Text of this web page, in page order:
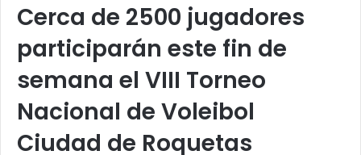
Cerca de 2500 jugadores
participarán este fin de
semana el VIII Torneo
Nacional de Voleibol
Ciudad de Roquetas